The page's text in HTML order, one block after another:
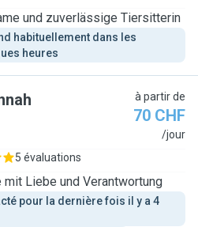
und zuverlässige Tiersitterin
habituellement dans les
heures
à partir de
70 CHF
/jour
5 évaluations
mit Liebe und Verantwortung
pour la dernière fois il y a 4